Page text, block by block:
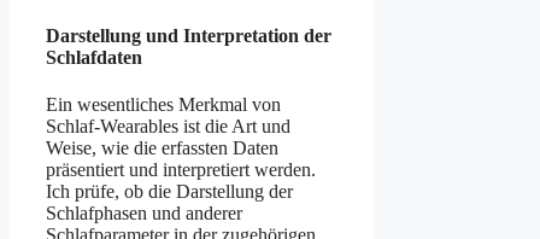
Darstellung und Interpretation der
Schlafdaten
Ein wesentliches Merkmal von
Schlaf-Wearables ist die Art und
Weise, wie die erfassten Daten
präsentiert und interpretiert werden.
Ich prüfe, ob die Darstellung der
Schlafphasen und anderer
Schlafparameter in der zugehörigen